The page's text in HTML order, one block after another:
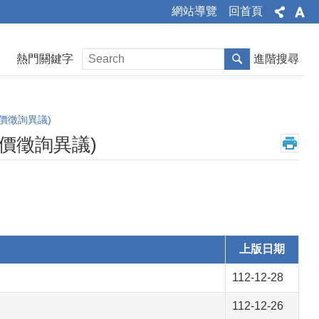
網站導覽 回首頁
熱門關鍵字 進階搜尋
徵詢異議)
徵詢異議)
上版日期
112-12-28
112-12-26